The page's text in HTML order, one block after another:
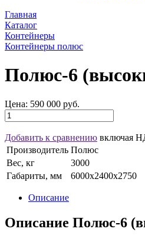
Главная
Каталог
Контейнеры
Контейнеры полюс
Полюс-6
Цена: 590 000 руб.
Добавить к сравнению включая
Производитель Полюс
Вес, кг
3000
Габариты, мм
6000х2400х2750
Описание
Описание Полюс-6